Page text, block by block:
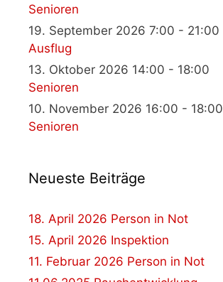
Senioren
19. September 2026 7:00 - 21:00
Ausflug
13. Oktober 2026 14:00 - 18:00
Senioren
10. November 2026 16:00 - 18:00
Senioren
Neueste Beiträge
18. April 2026 Person in Not
15. April 2026 Inspektion
11. Februar 2026 Person in Not